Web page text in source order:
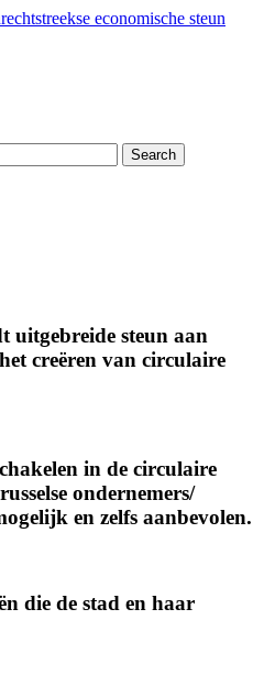
uitgebreide steun aan
creëren van circulaire
in de circulaire
ondernemers/
en zelfs aanbevolen.
die de stad en haar